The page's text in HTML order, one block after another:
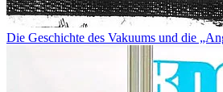
Die Geschichte des Vakuums und die